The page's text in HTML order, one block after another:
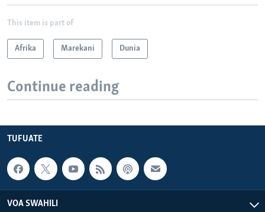
This item is part of
Afrika Marekani Dunia
Continue reading
TUFUATE
VOA SWAHILI